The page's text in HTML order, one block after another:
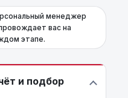
менеджер
вас на
этапе.
и подбор